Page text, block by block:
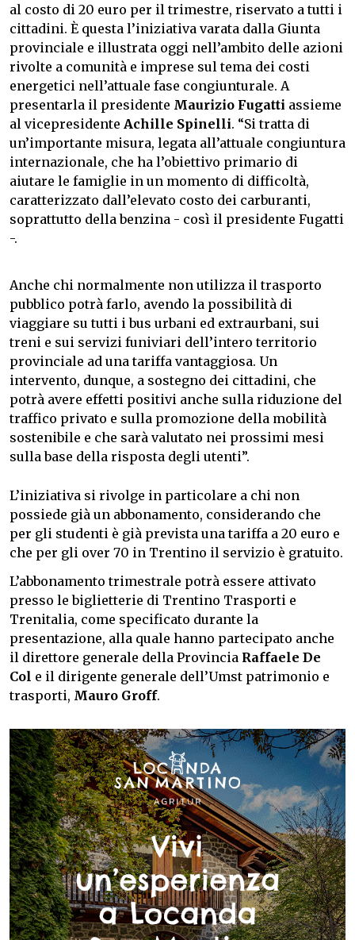
al costo di 20 euro per il trimestre, riservato a tutti i
cittadini. È questa l’iniziativa varata dalla Giunta
provinciale e illustrata oggi nell’ambito delle azioni
rivolte a comunità e imprese sul tema dei costi
energetici nell’attuale fase congiunturale. A
presentarla il presidente Maurizio Fugatti assieme
al vicepresidente Achille Spinelli. “Si tratta di
un’importante misura, legata all’attuale congiuntura
internazionale, che ha l’obiettivo primario di
aiutare le famiglie in un momento di difficoltà,
caratterizzato dall’elevato costo dei carburanti,
soprattutto della benzina - così il presidente Fugatti
-.
Anche chi normalmente non utilizza il trasporto
pubblico potrà farlo, avendo la possibilità di
viaggiare su tutti i bus urbani ed extraurbani, sui
treni e sui servizi funiviari dell’intero territorio
provinciale ad una tariffa vantaggiosa. Un
intervento, dunque, a sostegno dei cittadini, che
potrà avere effetti positivi anche sulla riduzione del
traffico privato e sulla promozione della mobilità
sostenibile e che sarà valutato nei prossimi mesi
sulla base della risposta degli utenti”.
L’iniziativa si rivolge in particolare a chi non
possiede già un abbonamento, considerando che
per gli studenti è già prevista una tariffa a 20 euro e
che per gli over 70 in Trentino il servizio è gratuito.
L’abbonamento trimestrale potrà essere attivato
presso le biglietterie di Trentino Trasporti e
Trenitalia, come specificato durante la
presentazione, alla quale hanno partecipato anche
il direttore generale della Provincia Raffaele De
Col e il dirigente generale dell’Umst patrimonio e
trasporti, Mauro Groff.